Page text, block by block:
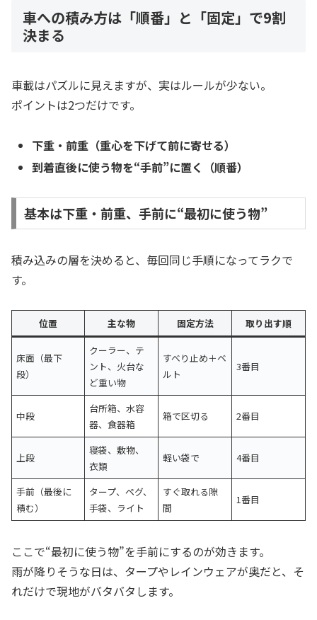
車への積み方は「順番」と「固定」で9割
決まる
車載はパズルに見えますが、実はルールが少ない。
ポイントは2つだけです。
下重・前重（重心を下げて前に寄せる）
到着直後に使う物を“手前”に置く（順番）
基本は下重・前重、手前に“最初に使う物”
積み込みの層を決めると、毎回同じ手順になってラクで
す。
位置 主な物 固定方法 取り出す順
床面（最下
段）
クーラー、テ
ント、火台な
ど重い物
すべり止め＋ベ
ルト
3番目
中段
台所箱、水容
器、食器箱
箱で区切る 2番目
上段
寝袋、敷物、
衣類
軽い袋で 4番目
手前（最後に
積む）
タープ、ペグ、
手袋、ライト
すぐ取れる隙
間
1番目
ここで“最初に使う物”を手前にするのが効きます。
雨が降りそうな日は、タープやレインウェアが奥だと、そ
れだけで現地がバタバタします。